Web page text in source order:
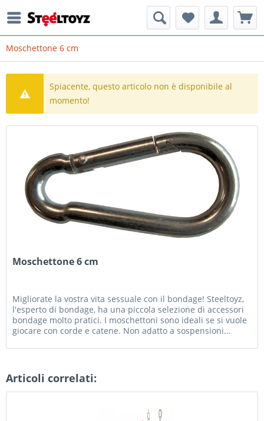
Moschettone 6 cm
Spiacente, questo articolo non è disponibile al
momento!
Moschettone 6 cm
Migliorate la vostra vita sessuale con il bondage! Steeltoyz,
l'esperto di bondage, ha una piccola selezione di accessori
bondage molto pratici. I moschettoni sono ideali se si vuole
giocare con corde e catene. Non adatto a sospensioni...
Articoli correlati: